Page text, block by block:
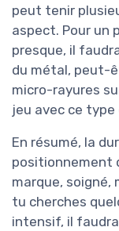
peut tenir
aspect. Pour un
presque, il
du métal, peut-
micro-rayures
jeu avec ce type
En résumé, la
positionnement
marque, soigné,
tu cherches
intensif, il faudra